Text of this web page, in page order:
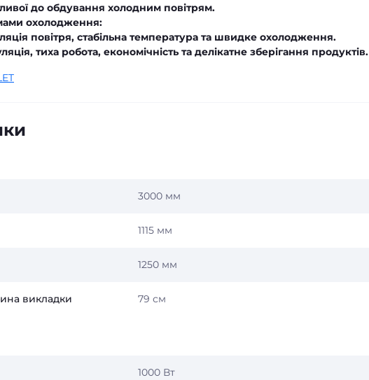
до обдування холодним повітрям.
охолодження:
повітря, стабільна температура та швидке охолодження.
тиха робота, економічність та делікатне зберігання продуктів.
3000 мм
1115 мм
1250 мм
викладки 79 см
1000 Вт